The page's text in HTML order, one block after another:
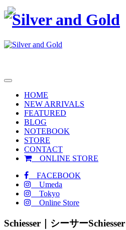
toggle
navigation
HOME
NEW ARRIVALS
FEATURED
BLOG
NOTEBOOK
STORE
CONTACT
ONLINE STORE
FACEBOOK
Umeda
Tokyo
Online Store
Schiesser｜シーサー